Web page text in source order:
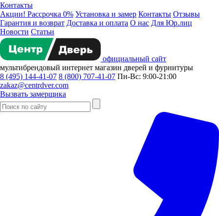
Контакты
Акции! Рассрочка 0% Установка и замер Контакты Отзывы
Гарантия и возврат Доставка и оплата О нас Для Юр.лиц
Новости Статьи
официальный сайт
мультибрендовый интернет магазин дверей и фурнитуры
8 (495) 144-41-07 8 (800) 707-41-07 Пн-Вс: 9:00-21:00
zakaz@centrdver.com
Вызвать замерщика